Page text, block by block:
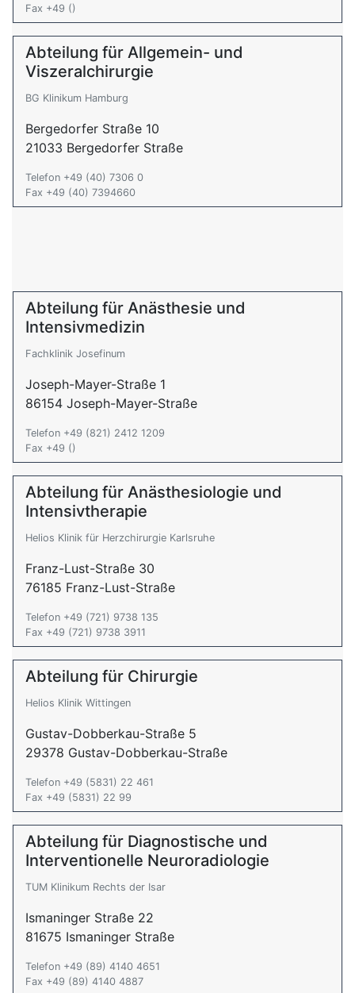
Fax +49 ()
Abteilung für Allgemein- und
Viszeralchirurgie
BG Klinikum Hamburg
Bergedorfer Straße 10
21033 Bergedorfer Straße
Telefon +49 (40) 7306 0
Fax +49 (40) 7394660
Abteilung für Anästhesie und
Intensivmedizin
Fachklinik Josefinum
Joseph-Mayer-Straße 1
86154 Joseph-Mayer-Straße
Telefon +49 (821) 2412 1209
Fax +49 ()
Abteilung für Anästhesiologie und
Intensivtherapie
Helios Klinik für Herzchirurgie Karlsruhe
Franz-Lust-Straße 30
76185 Franz-Lust-Straße
Telefon +49 (721) 9738 135
Fax +49 (721) 9738 3911
Abteilung für Chirurgie
Helios Klinik Wittingen
Gustav-Dobberkau-Straße 5
29378 Gustav-Dobberkau-Straße
Telefon +49 (5831) 22 461
Fax +49 (5831) 22 99
Abteilung für Diagnostische und
Interventionelle Neuroradiologie
TUM Klinikum Rechts der Isar
Ismaninger Straße 22
81675 Ismaninger Straße
Telefon +49 (89) 4140 4651
Fax +49 (89) 4140 4887